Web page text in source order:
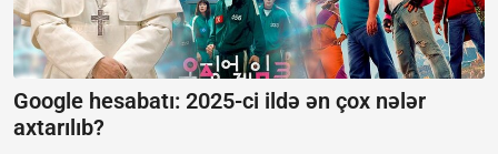
Google hesabatı: 2025-ci ildə ən çox nələr
axtarılıb?